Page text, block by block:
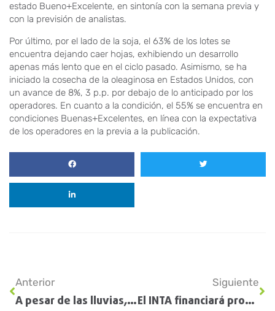
estado Bueno+Excelente, en sintonía con la semana previa y
con la previsión de analistas.
Por último, por el lado de la soja, el 63% de los lotes se
encuentra dejando caer hojas, exhibiendo un desarrollo
apenas más lento que en el ciclo pasado. Asimismo, se ha
iniciado la cosecha de la oleaginosa en Estados Unidos, con
un avance de 8%, 3 p.p. por debajo de lo anticipado por los
operadores. En cuanto a la condición, el 55% se encuentra en
condiciones Buenas+Excelentes, en línea con la expectativa
de los operadores en la previa a la publicación.
Anterior
A pesar de las lluvias, muy pocos largaron la siembra maicera
Siguiente
El INTA financiará proyectos sobre soluciones tecnológicas y sustentables para el agro